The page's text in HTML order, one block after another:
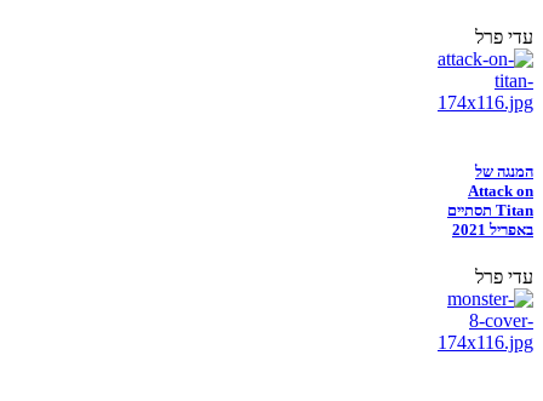
עדי פרל
המנגה של
Attack on
Titan תסתיים
באפריל 2021
עדי פרל